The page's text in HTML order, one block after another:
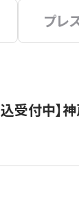
プレ
受付中】